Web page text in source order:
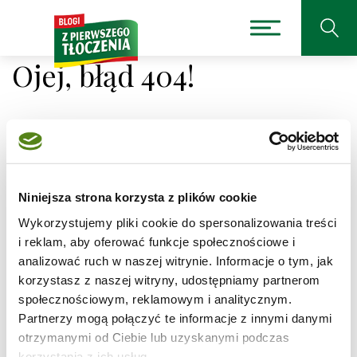
Niniejsza strona korzysta z plików cookie
Wykorzystujemy pliki cookie do spersonalizowania treści
i reklam, aby oferować funkcje społecznościowe i
analizować ruch w naszej witrynie. Informacje o tym, jak
korzystasz z naszej witryny, udostępniamy partnerom
społecznościowym, reklamowym i analitycznym.
Partnerzy mogą połączyć te informacje z innymi danymi
otrzymanymi od Ciebie lub uzyskanymi podczas
Ojej, błąd 404!
odnaleźć strony, której
szukasz.
Adres, który próbujesz odwiedzić
/przepisy/faworki/2jest obecnie niedostępny.
Sprawdź pisownię adresu lub skorzystaj z wyszukiwarki